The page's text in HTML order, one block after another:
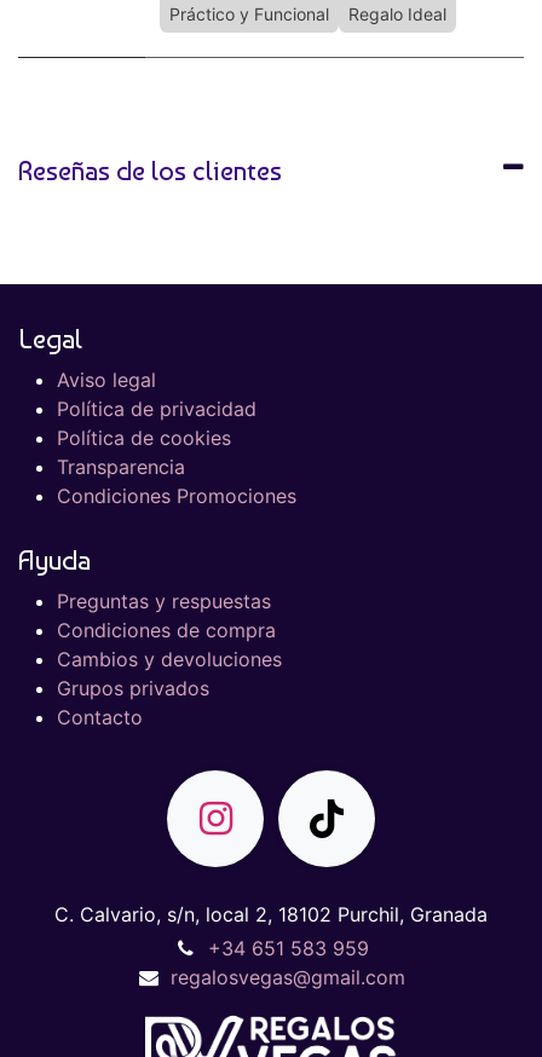
Práctico y Funcional
Regalo Ideal
Reseñas de los clientes
Legal
Aviso legal
Política de privacidad
Política de cookies
Transparencia
Condiciones Promociones
Ayuda
Preguntas y respuestas
Condiciones de compra
Cambios y devoluciones
Grupos privados
Contacto
C. Calvario, s/n, local 2, 18102 Purchil, Granada
+34 651 583 959
regalosvegas@gmail.com